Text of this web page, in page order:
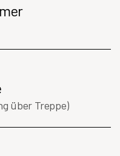
über Treppe)